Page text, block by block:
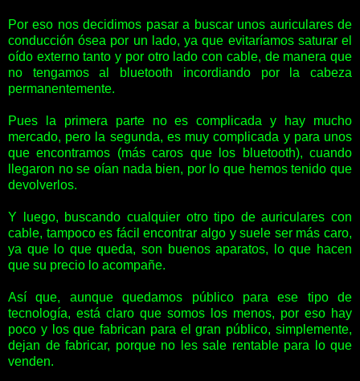
Por eso nos decidimos pasar a buscar unos auriculares de
conducción ósea por un lado, ya que evitaríamos saturar el
oído externo tanto y por otro lado con cable, de manera que
no tengamos al bluetooth incordiando por la cabeza
permanentemente.
Pues la primera parte no es complicada y hay mucho
mercado, pero la segunda, es muy complicada y para unos
que encontramos (más caros que los bluetooth), cuando
llegaron no se oían nada bien, por lo que hemos tenido que
devolverlos.
Y luego, buscando cualquier otro tipo de auriculares con
cable, tampoco es fácil encontrar algo y suele ser más caro,
ya que lo que queda, son buenos aparatos, lo que hacen
que su precio lo acompañe.
Así que, aunque quedamos público para ese tipo de
tecnología, está claro que somos los menos, por eso hay
poco y los que fabrican para el gran público, simplemente,
dejan de fabricar, porque no les sale rentable para lo que
venden.